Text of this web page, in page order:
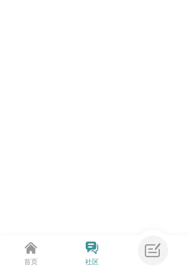
首页 社区